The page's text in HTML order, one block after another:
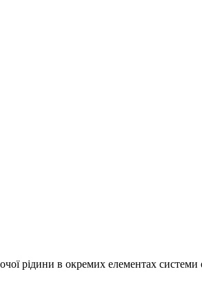
рідини в окремих елементах системи